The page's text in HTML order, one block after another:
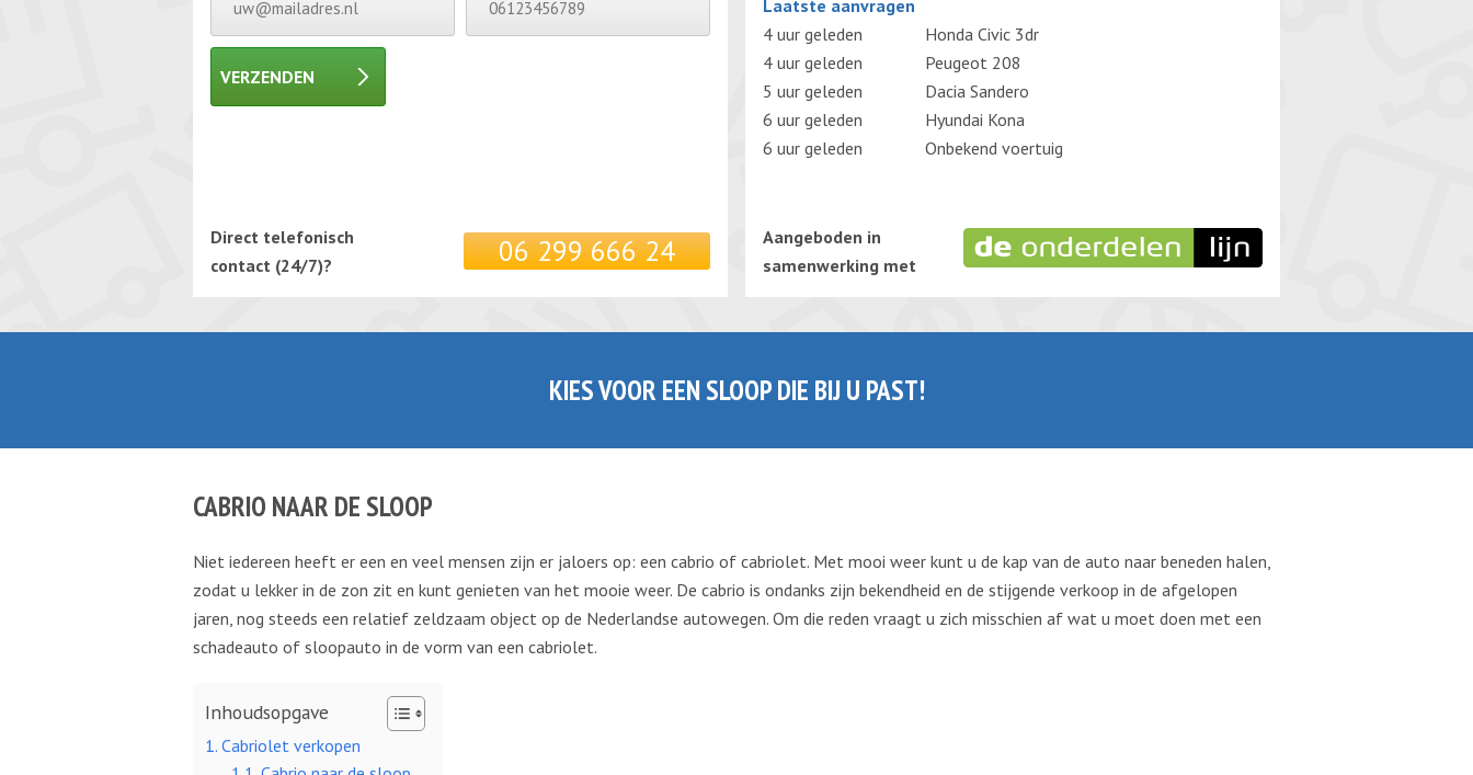
VERZENDEN
Direct telefonisch
contact (24/7)?
06 299 666 24
Laatste aanvragen
4 uur geleden
Honda Civic 3dr
4 uur geleden
Peugeot 208
5 uur geleden
Dacia Sandero
6 uur geleden
Hyundai Kona
6 uur geleden
Onbekend voertuig
Aangeboden in
samenwerking met
KIES VOOR EEN SLOOP DIE BIJ U PAST!
CABRIO NAAR DE SLOOP
Niet iedereen heeft er een en veel mensen zijn er jaloers op: een cabrio of cabriolet. Met mooi weer kunt u de kap van de auto naar beneden halen,
zodat u lekker in de zon zit en kunt genieten van het mooie weer. De cabrio is ondanks zijn bekendheid en de stijgende verkoop in de afgelopen
jaren, nog steeds een relatief zeldzaam object op de Nederlandse autowegen. Om die reden vraagt u zich misschien af wat u moet doen met een
schadeauto of sloopauto in de vorm van een cabriolet.
Inhoudsopgave
Cabriolet verkopen